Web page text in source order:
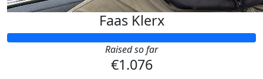
Faas Klerx
Raised so far
€1.076